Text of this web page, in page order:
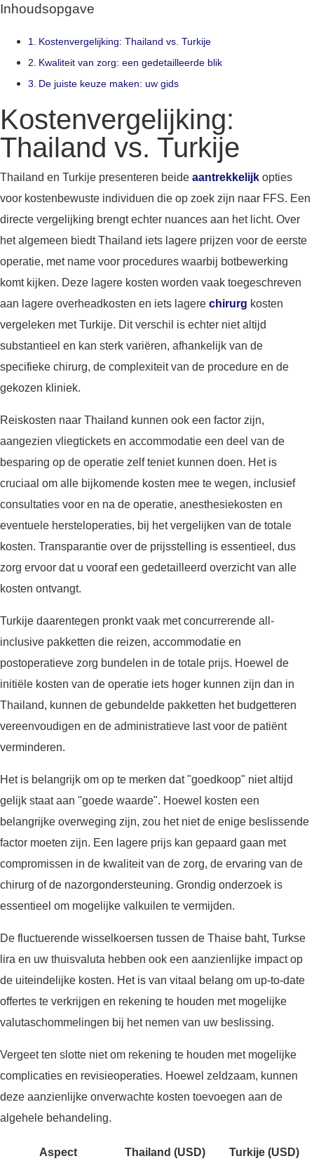
Inhoudsopgave
Kostenvergelijking: Thailand vs. Turkije
Kwaliteit van zorg: een gedetailleerde blik
De juiste keuze maken: uw gids
Kostenvergelijking:
Thailand vs. Turkije
Thailand en Turkije presenteren beide aantrekkelijk opties
voor kostenbewuste individuen die op zoek zijn naar FFS. Een
directe vergelijking brengt echter nuances aan het licht. Over
het algemeen biedt Thailand iets lagere prijzen voor de eerste
operatie, met name voor procedures waarbij botbewerking
komt kijken. Deze lagere kosten worden vaak toegeschreven
aan lagere overheadkosten en iets lagere chirurg kosten
vergeleken met Turkije. Dit verschil is echter niet altijd
substantieel en kan sterk variëren, afhankelijk van de
specifieke chirurg, de complexiteit van de procedure en de
gekozen kliniek.
Reiskosten naar Thailand kunnen ook een factor zijn,
aangezien vliegtickets en accommodatie een deel van de
besparing op de operatie zelf teniet kunnen doen. Het is
cruciaal om alle bijkomende kosten mee te wegen, inclusief
consultaties voor en na de operatie, anesthesiekosten en
eventuele hersteloperaties, bij het vergelijken van de totale
kosten. Transparantie over de prijsstelling is essentieel, dus
zorg ervoor dat u vooraf een gedetailleerd overzicht van alle
kosten ontvangt.
Turkije daarentegen pronkt vaak met concurrerende all-
inclusive pakketten die reizen, accommodatie en
postoperatieve zorg bundelen in de totale prijs. Hoewel de
initiële kosten van de operatie iets hoger kunnen zijn dan in
Thailand, kunnen de gebundelde pakketten het budgetteren
vereenvoudigen en de administratieve last voor de patiënt
verminderen.
Het is belangrijk om op te merken dat "goedkoop" niet altijd
gelijk staat aan "goede waarde". Hoewel kosten een
belangrijke overweging zijn, zou het niet de enige beslissende
factor moeten zijn. Een lagere prijs kan gepaard gaan met
compromissen in de kwaliteit van de zorg, de ervaring van de
chirurg of de nazorgondersteuning. Grondig onderzoek is
essentieel om mogelijke valkuilen te vermijden.
De fluctuerende wisselkoersen tussen de Thaise baht, Turkse
lira en uw thuisvaluta hebben ook een aanzienlijke impact op
de uiteindelijke kosten. Het is van vitaal belang om up-to-date
offertes te verkrijgen en rekening te houden met mogelijke
valutaschommelingen bij het nemen van uw beslissing.
Vergeet ten slotte niet om rekening te houden met mogelijke
complicaties en revisieoperaties. Hoewel zeldzaam, kunnen
deze aanzienlijke onverwachte kosten toevoegen aan de
algehele behandeling.
Aspect Thailand (USD) Turkije (USD)